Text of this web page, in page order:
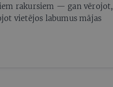
rakursiem — gan vērojot,
vietējos labumus mājas